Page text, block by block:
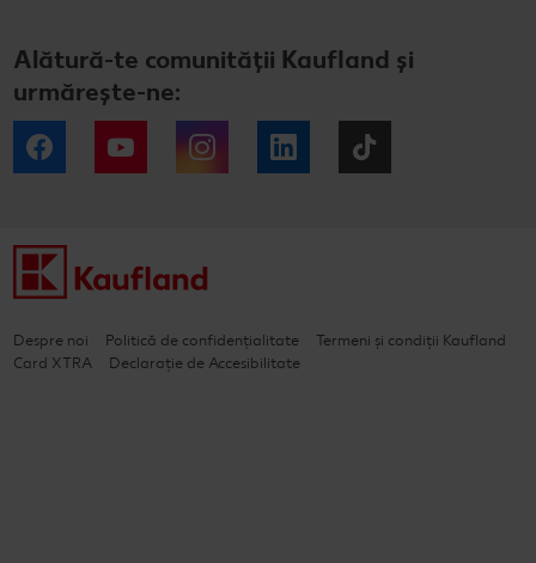
Alătură-te comunității Kaufland și
urmărește-ne:
Facebook YouTube Instagram LinkedIn
Despre noi Politică de confidențialitate
Termeni și condiții Kaufland
Card XTRA
Declarație de Accesibilitate